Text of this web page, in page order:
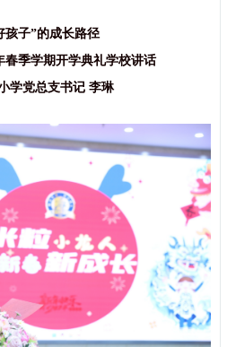
孩子”的成长路径
季学期开学典礼学校讲话
学党总支书记 李琳